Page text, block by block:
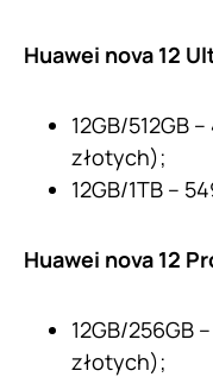
Huawei nova 12
12GB/512GB
złotych);
12GB/1TB –
Huawei nova 12
12GB/256GB
złotych);